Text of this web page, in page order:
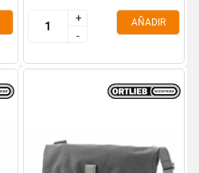
+
-
+
-
AÑADIR